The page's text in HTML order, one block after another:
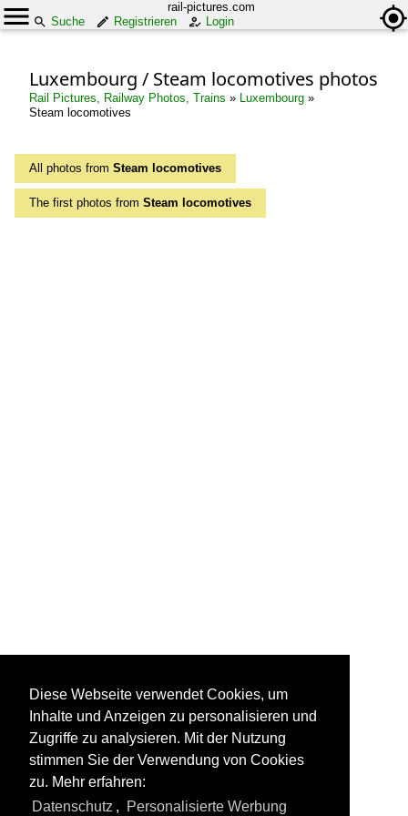
rail-pictures.com
Suche
Registrieren Login
Luxembourg / Steam locomotives photos
Rail Pictures, Railway Photos, Trains » Luxembourg »
Steam locomotives
All photos from Steam locomotives
The first photos from Steam locomotives
All photos from Steam locomotives
Diese Webseite verwendet Cookies, um
Inhalte und Anzeigen zu personalisieren und
Zugriffe zu analysieren. Mit der Nutzung
stimmen Sie der Verwendung von Cookies
zu. Mehr erfahren:
Datenschutz , Personalisierte Werbung